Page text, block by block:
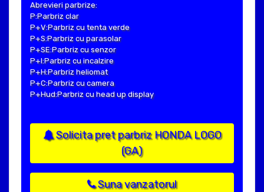
Abrevieri parbrize:
P:Parbriz clar
P+V:Parbriz cu tenta verde
P+S:Parbriz cu parasolar
P+SE:Parbriz cu senzor
P+I:Parbriz cu incalzire
P+H:Parbriz heliomat
P+C:Parbriz cu camera
P+Hud:Parbriz cu head up display
Solicita pret parbriz HONDA LOGO
(GA)
Suna vanzatorul